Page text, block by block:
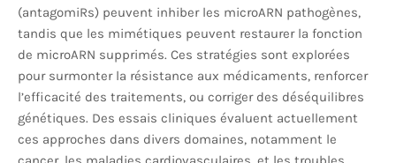
(antagomiRs) peuvent inhiber les microARN pathogènes,
tandis que les mimétiques peuvent restaurer la fonction
de microARN supprimés. Ces stratégies sont explorées
pour surmonter la résistance aux médicaments, renforcer
l’efficacité des traitements, ou corriger des déséquilibres
génétiques. Des essais cliniques évaluent actuellement
ces approches dans divers domaines, notamment le